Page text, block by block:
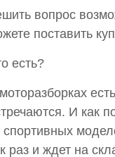
вопрос
поставить
есть?
И как
спортивных
раз и ждет на